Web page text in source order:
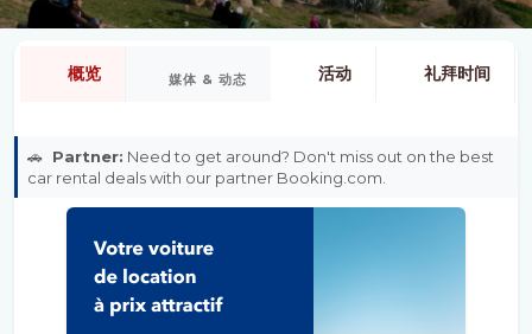
概览 媒体 & 动态 活动 礼拜时间
🚗 Partner: Need to get around? Don't miss out on the best
car rental deals with our partner Booking.com.